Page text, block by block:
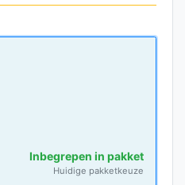
Inbegrepen in pakket
Huidige pakketkeuze